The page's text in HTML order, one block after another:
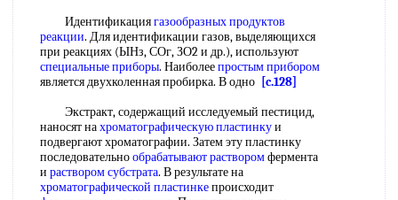
Идентификациягазообразных продуктов
реакции. Для идентификации газов, выделяющихся
при реакциях (ЫНз, СОг, ЗО2 и др.), используют
специальные приборы. Наиболеепростым прибором
является двухколенная пробирка. В одно [c.128]
Экстракт, содержащий исследуемый пестицид,
наносят нахроматографическую пластинкуи
подвергают хроматографии. Затем эту пластинку
последовательнообрабатывают растворомфермента
и раствором субстрата. В результате на
хроматографической пластинкепроисходит